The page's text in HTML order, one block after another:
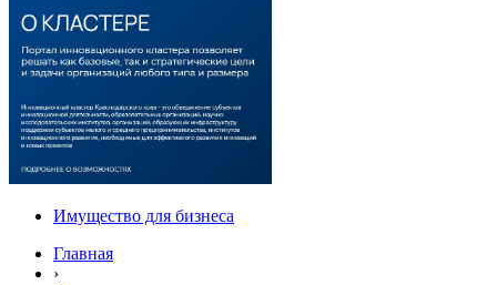
Имущество для бизнеса
Главная
›